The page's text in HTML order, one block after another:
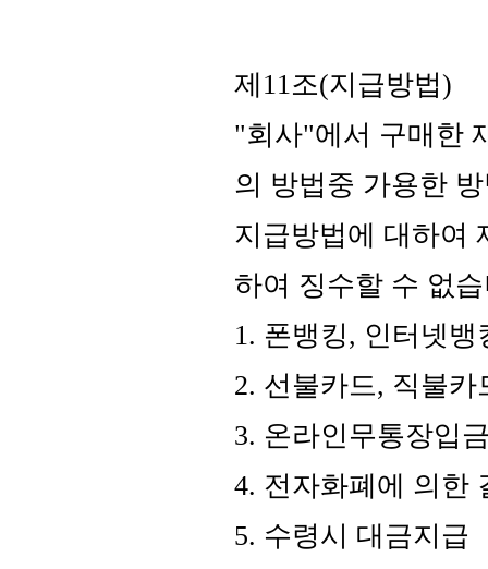
제11조(지급방법)
"회사"에서 구매한
의 방법중 가용한
지급방법에 대하여
하여 징수할 수 없
1. 폰뱅킹, 인터넷
2. 선불카드, 직불
3. 온라인무통장입
4. 전자화폐에 의한
5. 수령시 대금지급